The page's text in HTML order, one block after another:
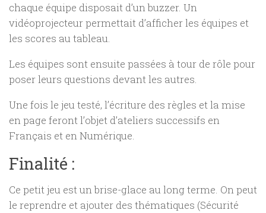
chaque équipe disposait d’un buzzer. Un
vidéoprojecteur permettait d’afficher les équipes et
les scores au tableau.
Les équipes sont ensuite passées à tour de rôle pour
poser leurs questions devant les autres.
Une fois le jeu testé, l’écriture des règles et la mise
en page feront l’objet d’ateliers successifs en
Français et en Numérique.
Finalité :
Ce petit jeu est un brise-glace au long terme. On peut
le reprendre et ajouter des thématiques (Sécurité